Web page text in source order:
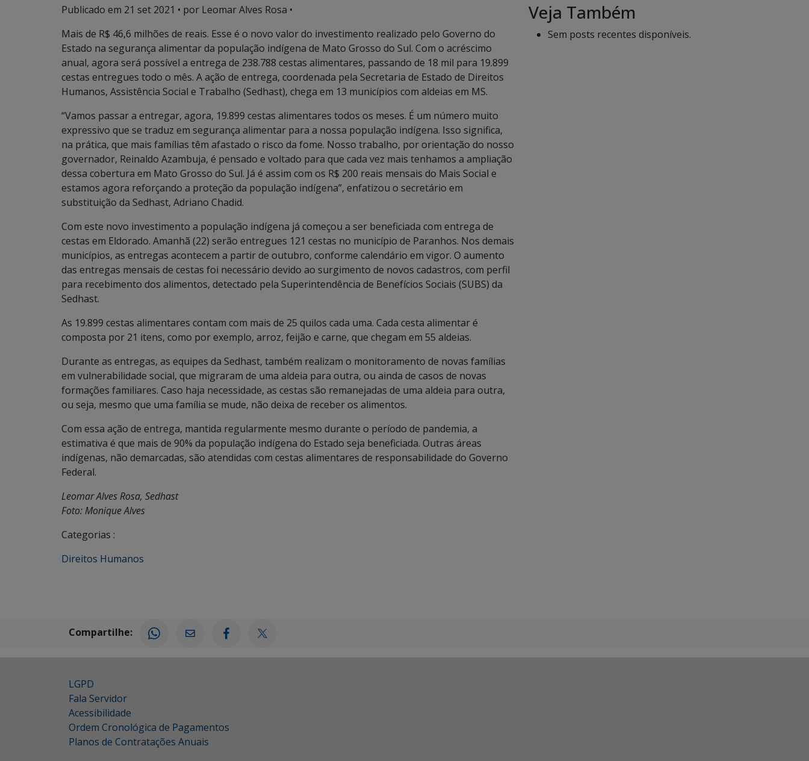
Publicado em 21 set 2021 • por Leomar Alves Rosa •
Mais de R$ 46,6 milhões de reais. Esse é o novo valor do investimento realizado pelo Governo do
Estado na segurança alimentar da população indígena de Mato Grosso do Sul. Com o acréscimo
anual, agora será possível a entrega de 238.788 cestas alimentares, passando de 18 mil para 19.899
cestas entregues todo o mês. A ação de entrega, coordenada pela Secretaria de Estado de Direitos
Humanos, Assistência Social e Trabalho (Sedhast), chega em 13 municípios com aldeias em MS.
“Vamos passar a entregar, agora, 19.899 cestas alimentares todos os meses. É um número muito
expressivo que se traduz em segurança alimentar para a nossa população indígena. Isso significa,
na prática, que mais famílias têm afastado o risco da fome. Nosso trabalho, por orientação do nosso
governador, Reinaldo Azambuja, é pensado e voltado para que cada vez mais tenhamos a ampliação
dessa cobertura em Mato Grosso do Sul. Já é assim com os R$ 200 reais mensais do Mais Social e
estamos agora reforçando a proteção da população indígena”, enfatizou o secretário em
substituição da Sedhast, Adriano Chadid.
Com este novo investimento a população indígena já começou a ser beneficiada com entrega de
cestas em Eldorado. Amanhã (22) serão entregues 121 cestas no município de Paranhos. Nos demais
municípios, as entregas acontecem a partir de outubro, conforme calendário em vigor. O aumento
das entregas mensais de cestas foi necessário devido ao surgimento de novos cadastros, com perfil
para recebimento dos alimentos, detectado pela Superintendência de Benefícios Sociais (SUBS) da
Sedhast.
As 19.899 cestas alimentares contam com mais de 25 quilos cada uma. Cada cesta alimentar é
composta por 21 itens, como por exemplo, arroz, feijão e carne, que chegam em 55 aldeias.
Durante as entregas, as equipes da Sedhast, também realizam o monitoramento de novas famílias
em vulnerabilidade social, que migraram de uma aldeia para outra, ou ainda de casos de novas
formações familiares. Caso haja necessidade, as cestas são remanejadas de uma aldeia para outra,
ou seja, mesmo que uma família se mude, não deixa de receber os alimentos.
Com essa ação de entrega, mantida regularmente mesmo durante o período de pandemia, a
estimativa é que mais de 90% da população indígena do Estado seja beneficiada. Outras áreas
indígenas, não demarcadas, são atendidas com cestas alimentares de responsabilidade do Governo
Federal.
Leomar Alves Rosa, Sedhast
Foto: Monique Alves
Categorias :
Direitos Humanos
Veja Também
Sem posts recentes disponíveis.
Compartilhe:
LGPD
Fala Servidor
Acessibilidade
Ordem Cronológica de Pagamentos
Planos de Contratações Anuais